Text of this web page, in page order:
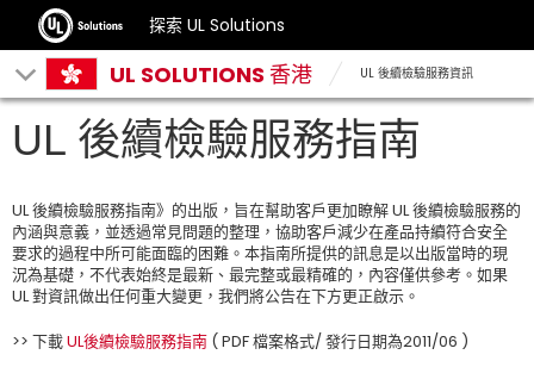
探索 UL Solutions
UL SOLUTIONS 香港 UL 後續檢驗服務資訊
UL 後續檢驗服務指南
UL 後續檢驗服務指南》的出版，旨在幫助客戶更加瞭解 UL 後續檢驗服務的
內涵與意義，並透過常見問題的整理，協助客戶減少在產品持續符合安全
要求的過程中所可能面臨的困難。本指南所提供的訊息是以出版當時的現
況為基礎，不代表始終是最新、最完整或最精確的，內容僅供參考。如果
UL 對資訊做出任何重大變更，我們將公告在下方更正啟示。
>> 下載UL後續檢驗服務指南 ( PDF 檔案格式/ 發行日期為2011/06 )